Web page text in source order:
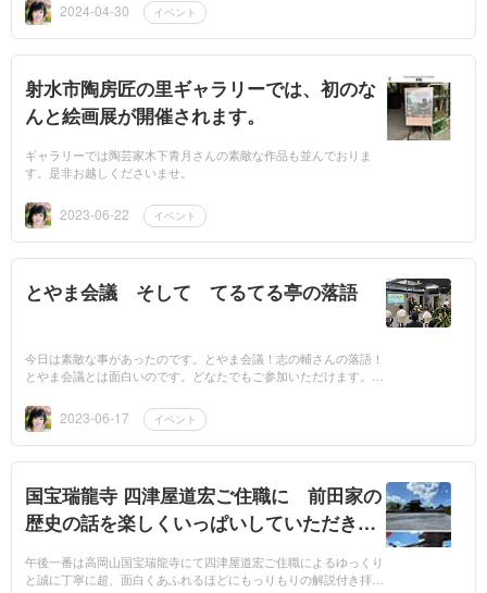
2024-04-30 イベント
射水市陶房匠の里ギャラリーでは、初のな
んと絵画展が開催されます。
ギャラリーでは陶芸家木下青月さんの素敵な作品も並んでおりま
す。是非お越しくださいませ。
2023-06-22 イベント
とやま会議 そして てるてる亭の落語
今日は素敵な事があったのです。とやま会議！志の輔さんの落語！
とやま会議とは面白いのです。どなたでもご参加いただけます。す
またお...2023-06-17 イベント
国宝瑞龍寺 四津屋道宏ご住職に 前田家の
歴史の話を楽しくいっぱいしていただきし
午後一番は高岡山国宝瑞龍寺にて四津屋道宏ご住職によるゆっくり
と誠に丁寧に超、面白くあふれるほどにもっりもりの解説付き拝観